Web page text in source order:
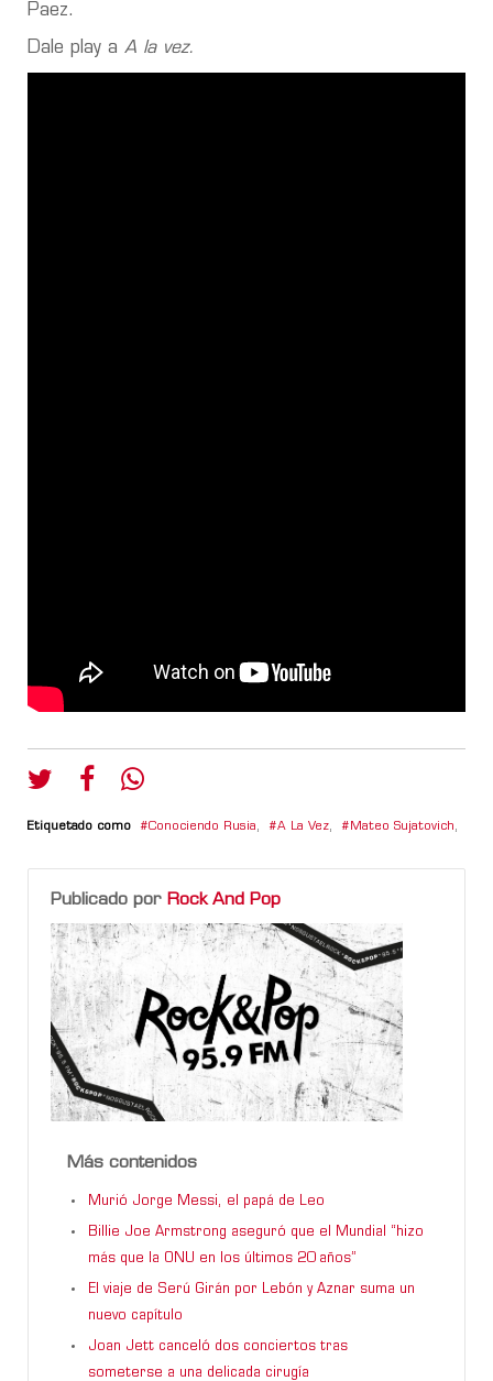
Paez.
Dale play a A la vez.
Etiquetado como Conociendo Rusia, A La Vez, Mateo Sujatovich,
Publicado por Rock And Pop
Más contenidos
Murió Jorge Messi, el papá de Leo
Billie Joe Armstrong aseguró que el Mundial “hizo
más que la ONU en los últimos 20 años”
El viaje de Serú Girán por Lebón y Aznar suma un
nuevo capítulo
Joan Jett canceló dos conciertos tras
someterse a una delicada cirugía